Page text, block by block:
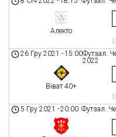
Алекто
Футзал.
2022
26 Гру 2021 -15:00
Віват 40+
Футзал.
5 Гру 2021 -20:00